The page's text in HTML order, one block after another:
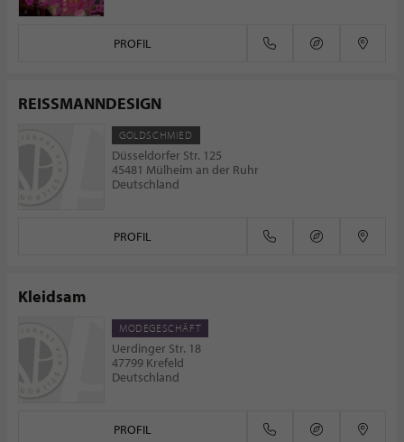
PROFIL
REISSMANNDESIGN
GOLDSCHMIED
Düsseldorfer Str. 125
45481 Mülheim an der Ruhr
Deutschland
PROFIL
Kleidsam
MODEGESCHÄFT
Uerdinger Str. 18
47799 Krefeld
Deutschland
PROFIL